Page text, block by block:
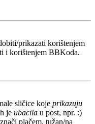
prikazati korištenjem
i korištenjem BBKoda.
sličice koje prikazuju
je ubacila u post, npr. :)
plačem, tužan/na